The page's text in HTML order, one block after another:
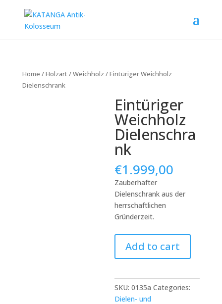
Home /Holzart/Weichholz / Eintüriger Weichholz
Dielenschrank
Eintüriger
Weichholz
Dielenschra
nk
€1.999,00
Zauberhafter
Dielenschrank aus der
herrschaftlichen
Gründerzeit.
Weichholz
Dielenschrank
Add to cart
SKU:0135a Categories:
Dielen- und